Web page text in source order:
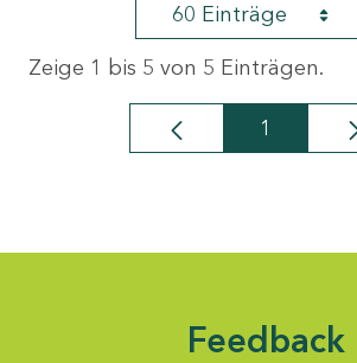
60 Einträge
Zeige 1 bis 5 von 5 Einträgen.
Seite
1
Feedback